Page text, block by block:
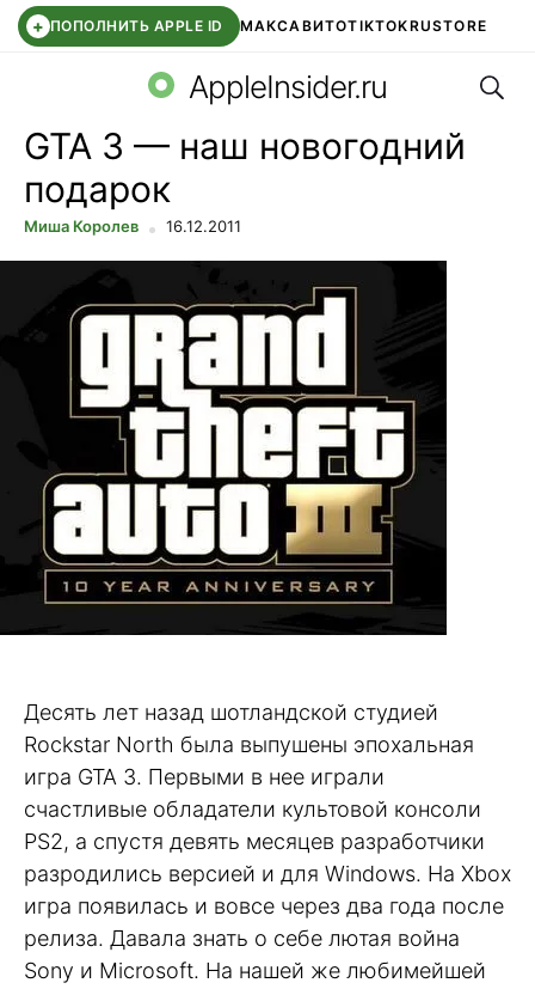
+ ПОПОЛНИТЬ APPLE ID МАКСАВИТОTIKTOKRUSTORE
WB КЛУБIOS 26.6 DDE STORE
AppleInsider.ru
GTA 3 — наш новогодний
подарок
Миша Королев 16.12.2011
Десять лет назад шотландской студией
Rockstar North была выпушены эпохальная
игра GTA 3. Первыми в нее играли
счастливые обладатели культовой консоли
PS2, а спустя девять месяцев разработчики
разродились версией и для Windows. На Xbox
игра появилась и вовсе через два года после
релиза. Давала знать о себе лютая война
Sony и Microsoft. На нашей же любимейшей